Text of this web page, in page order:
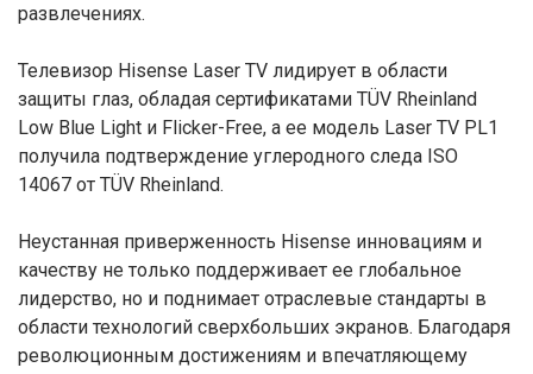
развлечениях.
Телевизор Hisense Laser TV лидирует в области
защиты глаз, обладая сертификатами TÜV Rheinland
Low Blue Light и Flicker-Free, а ее модель Laser TV PL1
получила подтверждение углеродного следа ISO
14067 от TÜV Rheinland.
Неустанная приверженность Hisense инновациям и
качеству не только поддерживает ее глобальное
лидерство, но и поднимает отраслевые стандарты в
области технологий сверхбольших экранов. Благодаря
революционным достижениям и впечатляющему